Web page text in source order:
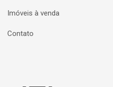
Imóveis à venda
Contato